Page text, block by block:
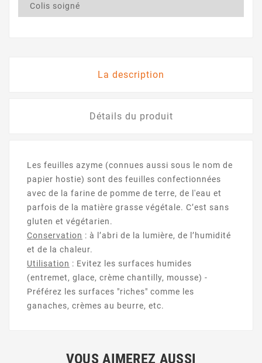
Colis soigné
La description
Détails du produit
Les feuilles azyme (connues aussi sous le nom de
papier hostie) sont des feuilles confectionnées
avec de la farine de pomme de terre, de l'eau et
parfois de la matière grasse végétale. C’est sans
gluten et végétarien.
Conservation : à l’abri de la lumière, de l’humidité
et de la chaleur.
Utilisation : Evitez les surfaces humides
(entremet, glace, crème chantilly, mousse) -
Préférez les surfaces "riches" comme les
ganaches, crèmes au beurre, etc.
VOUS AIMEREZ AUSSI